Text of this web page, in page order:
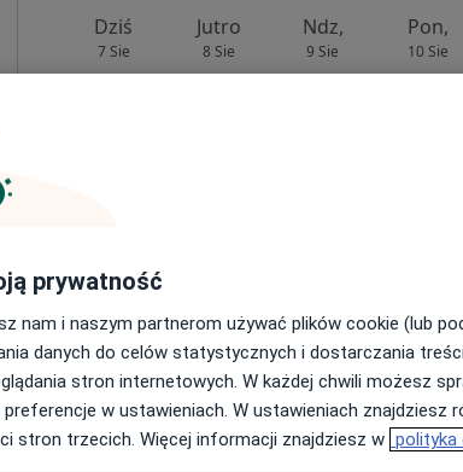
Dziś
7 Sie
Jutro
8 Sie
Ndz,
9 Sie
Pon,
10 Sie
Ndz, Pon,
prywatność
nam i naszym partnerom używać plików cookie (lub
danych do celów statystycznych i dostarczania
stron internetowych. W każdej chwili możesz
w ustawieniach. W ustawieniach znajdziesz
stron trzecich. Więcej informacji znajdziesz w polityka